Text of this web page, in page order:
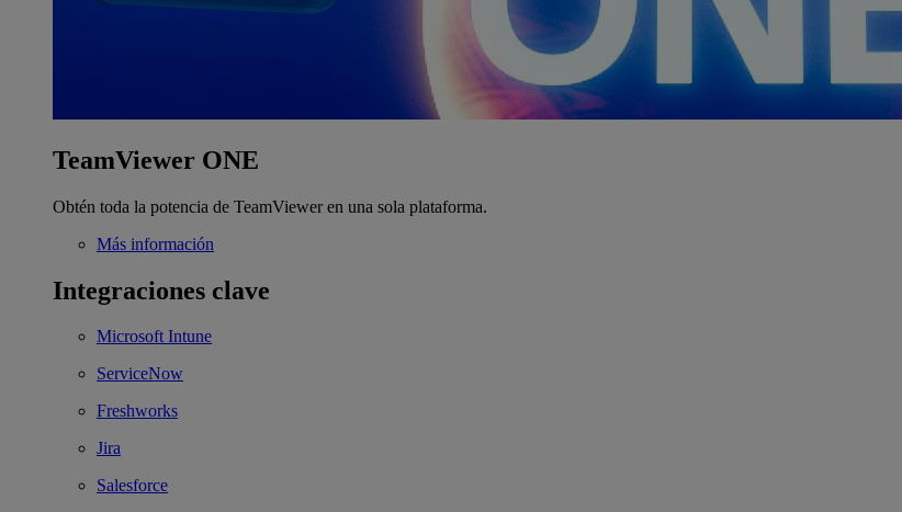
TeamViewer ONE
Obtén toda la potencia de TeamViewer en una sola plataforma.
Más información
Integraciones clave
Microsoft Intune
ServiceNow
Freshworks
Jira
Salesforce